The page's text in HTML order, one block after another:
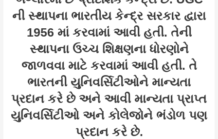
ની સ્થાપના ભારતીય કેન્દ્ર સરકાર દ્વારા
1956 માં કરવામાં આવી હતી. તેની
સ્થાપના ઉચ્ચ શિક્ષણના ધોરણોને
જાળવવા માટે કરવામાં આવી હતી. તે
ભારતની યુનિવર્સિટીઓને માન્યતા
પ્રદાન કરે છે અને આવી માન્યતા પ્રાપ્ત
યુનિવર્સિટીઓ અને કોલેજોને ભંડોળ પણ
પ્રદાન કરે છે.